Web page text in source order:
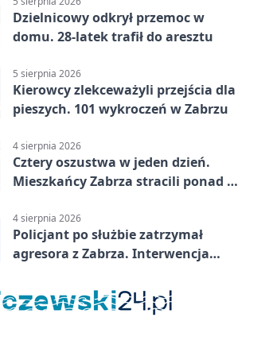
Dzielnicowy odkrył przemoc w
domu. 28-latek trafił do aresztu
5 sierpnia 2026
Kierowcy zlekceważyli przejścia dla
pieszych. 101 wykroczeń w Zabrzu
4 sierpnia 2026
Cztery oszustwa w jeden dzień.
Mieszkańcy Zabrza stracili ponad 6
4 sierpnia 2026
Policjant po służbie zatrzymał
agresora z Zabrza. Interwencja